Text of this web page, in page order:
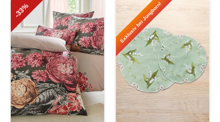
-33% Exklusiv bei Jungborn!